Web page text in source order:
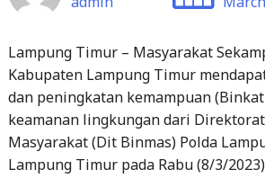
dan peningkatan kemampuan
keamanan lingkungan dari Direktorat
Masyarakat (Dit Binmas) Polda
Lampung Timur pada Rabu (8/3/
Kegiatan yang dilaksanakan di Balai
Kecamatan Sekampung Udik